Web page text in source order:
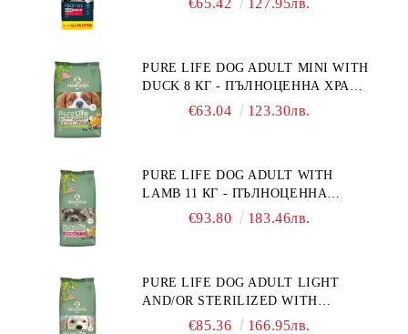
PURE LIFE DOG ADULT MINI WITH
DUCK 8 КГ - ПЪЛНОЦЕННА ХРАНА
ЗА ПОРАСНАЛИ КУЧЕТА ОТ
ГЛУТЕН. ПРОИЗВЕДЕНА ВЪВ
ФРАНЦИЯ.
€63.04 123.30лв.
PURE LIFE DOG ADULT WITH
LAMB 11 КГ - ПЪЛНОЦЕННА
ХРАНА ЗА ПОРАСНАЛИ КУЧЕТА С
НАД 1 ГОДИНА. БЕЗ ЗЪРНО, БЕЗ
ГЛУТЕН. ПРОИЗВЕДЕНА ВЪВ
ФРАНЦИЯ.
€93.80 183.46лв.
PURE LIFE DOG ADULT LIGHT
AND/OR STERILIZED WITH
CHICKEN 12 КГ - ПЪЛНОЦЕННА
€85.36 166.95лв.